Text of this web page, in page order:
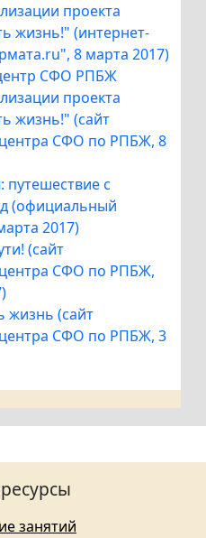
проекта
жизнь!" (интернет-
8 марта 2017)
СФО РПБЖ
проекта
жизнь!" (сайт
СФО по РПБЖ, 8
путешествие с
(официальный
2017)
(сайт
СФО по РПБЖ,
жизнь (сайт
СФО по РПБЖ, 3
занятий